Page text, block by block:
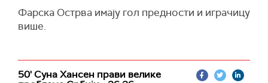
Фарска Острва имају гол предности и играчицу
више.
50' Суна Хансен прави велике